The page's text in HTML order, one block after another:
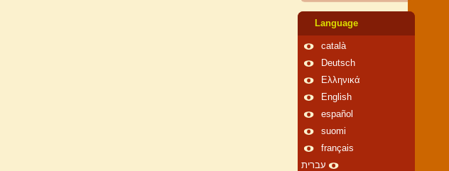
Language
català
Deutsch
Ελληνικά
English
español
suomi
français
עברית